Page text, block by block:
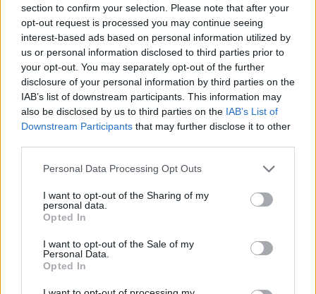
section to confirm your selection. Please note that after your
opt-out request is processed you may continue seeing
interest-based ads based on personal information utilized by
us or personal information disclosed to third parties prior to
your opt-out. You may separately opt-out of the further
disclosure of your personal information by third parties on the
IAB’s list of downstream participants. This information may
also be disclosed by us to third parties on the IAB’s List of
Downstream Participants that may further disclose it to other
Personal Data Processing Opt Outs
I want to opt-out of the Sharing of my
personal data.
Opted In
I want to opt-out of the Sale of my
Personal Data.
Opted In
por vacunación de 5 euros y por identificación de
15 euros. El pago se realizará en efectivo a la hora
de realizar el servicio deseado, siendo aconsejable
aportar la cuantía exacta.
El Ayuntamiento de Antigua recuerda que la
vacunación antirrábica e identificación de los
perros es una actuación obligatoria de sus
propietarios, según establece la Ordenanza
Municipal Reguladora de Animales de Compañía,
considerándose en caso contrario, una infracción
con sanción desde 30,05 euros a 1.502,53 euros.